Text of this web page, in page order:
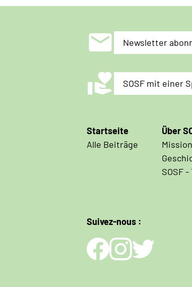
mail Newsletter
volunteer_activism SOSF mit einer
Hauptnavigation
Startseite
Alle Beiträge
Über
Mission
SOSF -
Suivez-nous :